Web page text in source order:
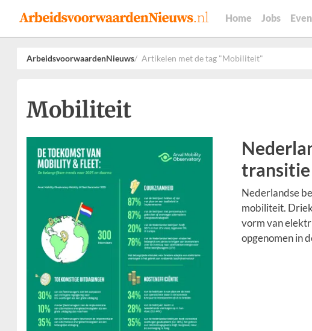
Home Jobs
ArbeidsvoorwaardenNieuws Artikelen met de tag "Mobiliteit"
Mobiliteit
Nederlandse
mobiliteit.
vorm van
opgenomen in